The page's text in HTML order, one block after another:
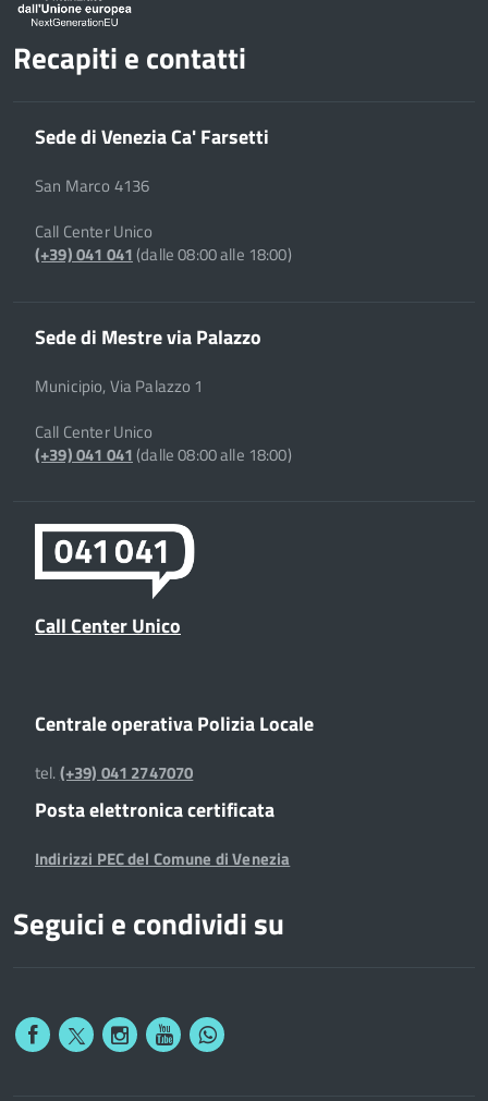
Recapiti e contatti
Sede di Venezia Ca' Farsetti
San Marco 4136
Call Center Unico
(+39) 041 041(dalle 08:00 alle 18:00)
Sede di Mestre via Palazzo
Municipio, Via Palazzo 1
Call Center Unico
(+39) 041 041(dalle 08:00 alle 18:00)
Call Center Unico
Centrale operativa Polizia Locale
tel.(+39) 041 2747070
Posta elettronica certificata
Indirizzi PEC del Comune di Venezia
Seguici e condividi su